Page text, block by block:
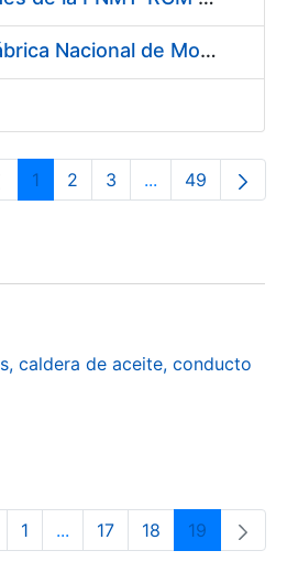
Contratación de acuerdo marco para el Suministro de Material de Electricidad para la Fábrica Nacional de Moneda y Timbre-Real Casa de la Moneda en su centro de trabajo de Burgos
Orrialdea
1 Orrialdea
2 Orrialdea
3 ...Intermediate
Orrialdea
49
caldera de aceite, conducto
Orrialdea
1 ...Intermediate Pages Use
Orrialdea
17 Orrialdea
18 Orrialdea
19